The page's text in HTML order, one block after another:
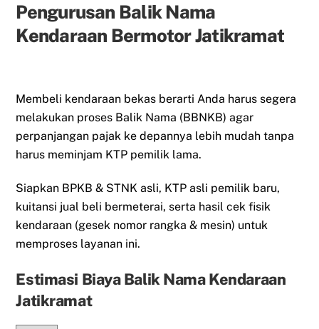
Pengurusan Balik Nama
Kendaraan Bermotor Jatikramat
Membeli kendaraan bekas berarti Anda harus segera
melakukan proses Balik Nama (BBNKB) agar
perpanjangan pajak ke depannya lebih mudah tanpa
harus meminjam KTP pemilik lama.
Siapkan BPKB & STNK asli, KTP asli pemilik baru,
kuitansi jual beli bermeterai, serta hasil cek fisik
kendaraan (gesek nomor rangka & mesin) untuk
memproses layanan ini.
Estimasi Biaya Balik Nama Kendaraan
Jatikramat